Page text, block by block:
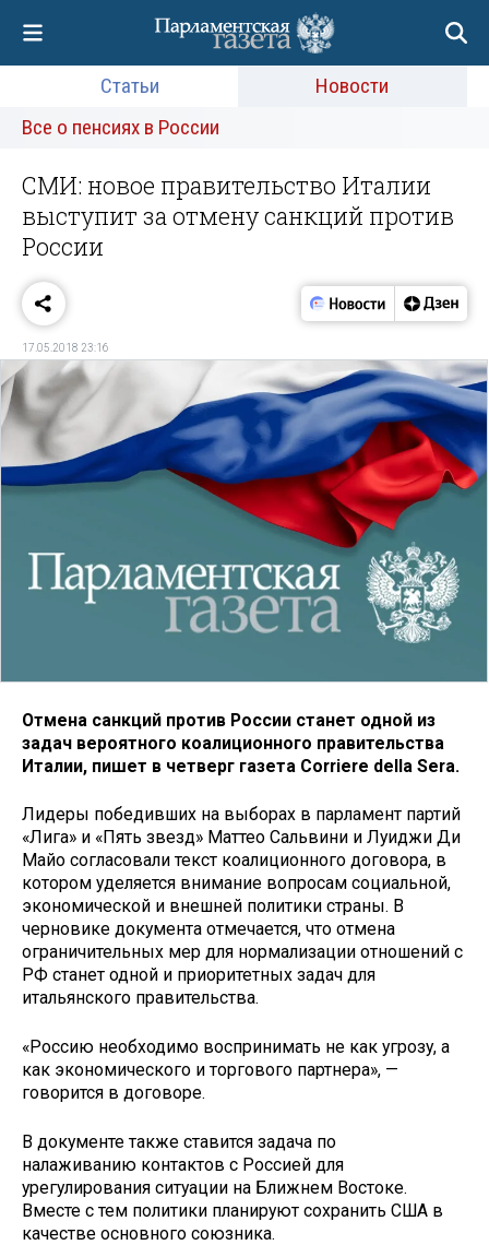
Статьи
Новости
Все о пенсиях в России
СМИ: новое правительство Италии
выступит за отмену санкций против
России
17.05.2018 23:16
Отмена санкций против России станет одной из
задач вероятного коалиционного правительства
Италии, пишет в четверг газета Corriere della Sera.
Лидеры победивших на выборах в парламент партий
«Лига» и «Пять звезд» Маттео Сальвини и Луиджи Ди
Майо согласовали текст коалиционного договора, в
котором уделяется внимание вопросам социальной,
экономической и внешней политики страны. В
черновике документа отмечается, что отмена
ограничительных мер для нормализации отношений с
РФ станет одной и приоритетных задач для
итальянского правительства.
«Россию необходимо воспринимать не как угрозу, а
как экономического и торгового партнера», —
говорится в договоре.
В документе также ставится задача по
налаживанию контактов с Россией для
урегулирования ситуации на Ближнем Востоке.
Вместе с тем политики планируют сохранить США в
качестве основного союзника.